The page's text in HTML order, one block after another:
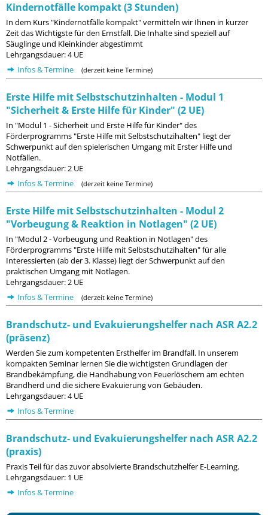
Kindernotfälle kompakt (3 Stunden)
In dem Kurs "Kindernotfälle kompakt" vermitteln wir Ihnen in kurzer
Zeit das Wichtigste für den Ernstfall. Die Inhalte sind speziell auf
Säuglinge und Kleinkinder abgestimmt
Lehrgangsdauer: 4 UE
Infos & Termine
(derzeit keine Termine)
Erste Hilfe mit Selbstschutzinhalten - Modul 1
"Sicherheit & Erste Hilfe für Kinder" (2 UE)
In "Modul 1 - Sicherheit und Erste Hilfe für Kinder" des
Förderprogramms "Erste Hilfe mit Selbstschutzihalten" liegt der
Schwerpunkt auf den spielerischen Umgang mit Erster Hilfe und
Notfällen.
Lehrgangsdauer: 2 UE
Infos & Termine
(derzeit keine Termine)
Erste Hilfe mit Selbstschutzinhalten - Modul 2
"Vorbeugung & Reaktion in Notlagen" (2 UE)
In "Modul 2 - Vorbeugung und Reaktion in Notlagen" des
Förderprogramms "Erste Hilfe mit Selbstschutzihalten" für alle
Interessierten (ab der 3. Klasse) liegt der Schwerpunkt auf den
praktischen Umgang mit Notlagen.
Lehrgangsdauer: 2 UE
Infos & Termine
(derzeit keine Termine)
Brandschutz- und Evakuierungshelfer nach ASR A2.2
(präsenz)
Werden Sie zum kompetenten Ersthelfer im Brandfall. In unserem
kompakten Seminar lernen Sie die wichtigsten Grundlagen der
Brandbekämpfung, die Handhabung von Feuerlöschern am echten
Brandherd und die sichere Evakuierung von Gebäuden.
Lehrgangsdauer: 4 UE
Infos & Termine
Brandschutz- und Evakuierungshelfer nach ASR A2.2
(praxis)
Praxis Teil für das zuvor absolvierte Brandschutzhelfer E-Learning.
Lehrgangsdauer: 1 UE
Infos & Termine